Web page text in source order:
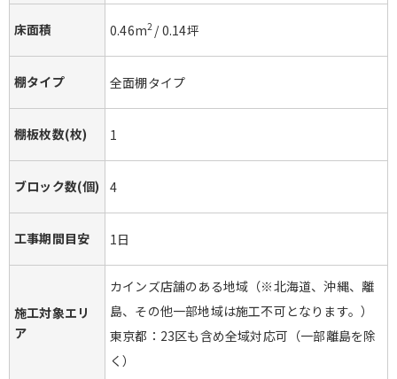
床面積 0.46m2/0.14坪
棚タイプ 全面棚タイプ
棚板枚数(枚) 1
ブロック数(個) 4
工事期間目安 1日
施工対象エリ
ア
カインズ店舗のある地域（※北海道、沖縄、離
島、その他一部地域は施工不可となります。）
東京都：23区も含め全域対応可（一部離島を除
く）